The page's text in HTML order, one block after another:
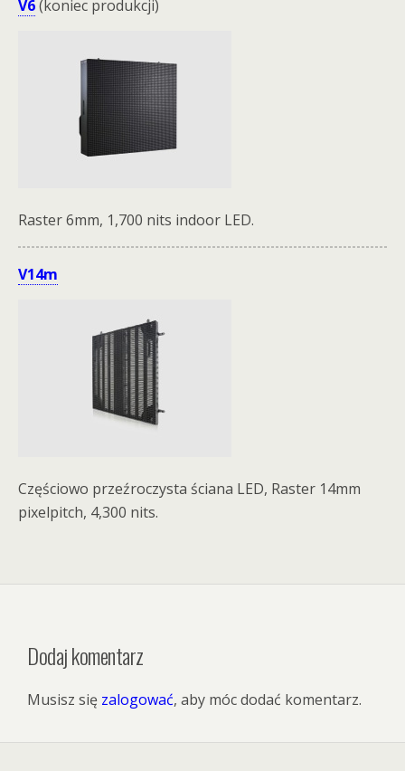
V6(koniec produkcji)
Raster 6mm, 1,700 nits indoor LED.
V14m
Częściowo przeźroczysta ściana LED, Raster 14mm
pixelpitch, 4,300 nits.
Dodaj komentarz
Musisz się zalogować, aby móc dodać komentarz.